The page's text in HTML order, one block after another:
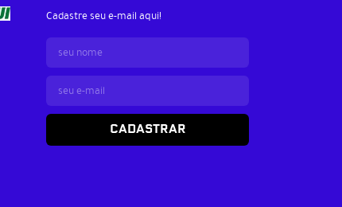
Cadastre seu e-mail aqui!
CADASTRAR